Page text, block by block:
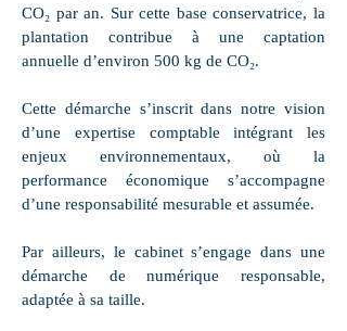
CO₂ par an. Sur cette base conservatrice, la
plantation contribue à une captation
annuelle d’environ 500 kg de CO₂.
Cette démarche s’inscrit dans notre vision
d’une expertise comptable intégrant les
enjeux environnementaux, où la
performance économique s’accompagne
d’une responsabilité mesurable et assumée.
Par ailleurs, le cabinet s’engage dans une
démarche de numérique responsable,
adaptée à sa taille.